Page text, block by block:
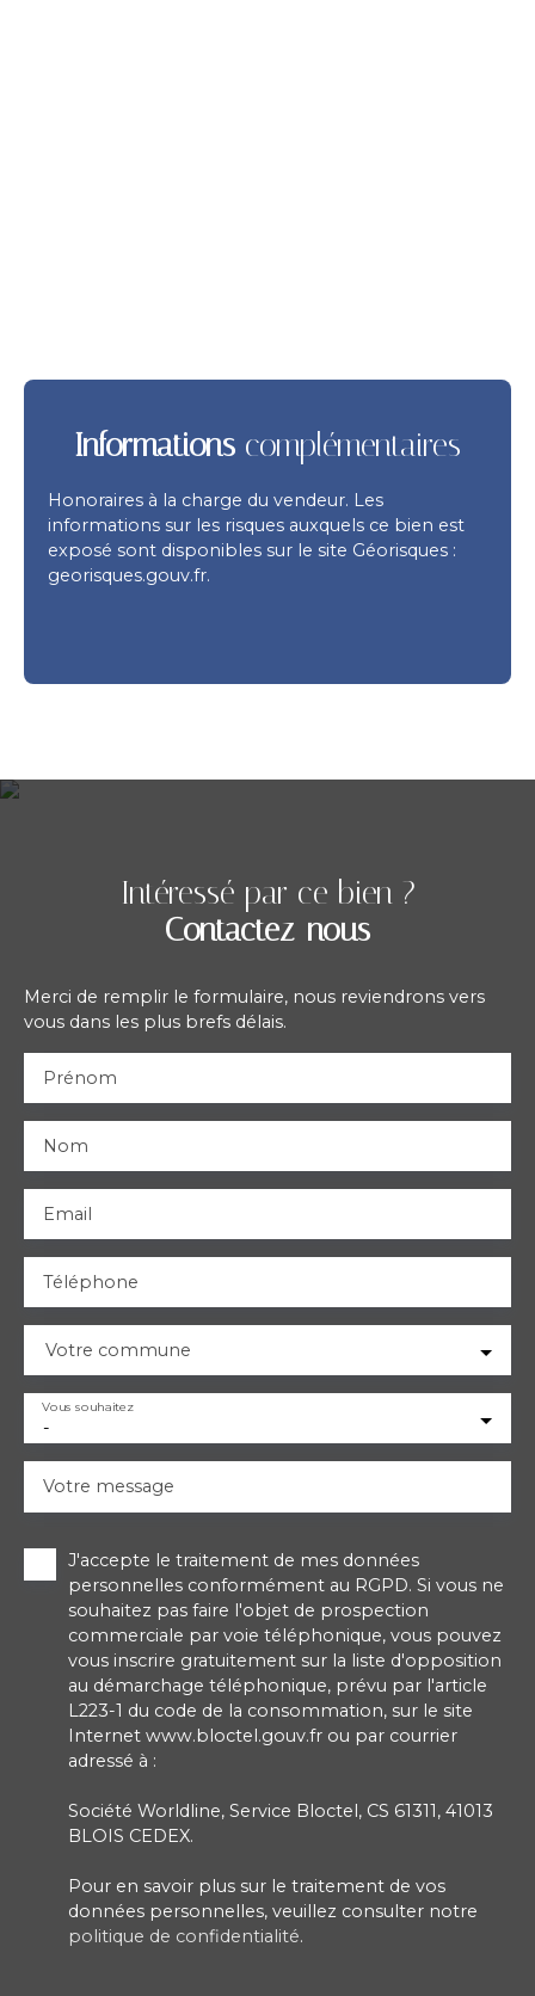
Informations complémentaires
Honoraires à la charge du vendeur. Les
informations sur les risques auxquels ce bien est
exposé sont disponibles sur le site Géorisques :
georisques.gouv.fr.
Intéressé par ce bien ?
Contactez-nous
Merci de remplir le formulaire, nous reviendrons vers
vous dans les plus brefs délais.
Prénom
Nom
Email
Téléphone
Votre commune
-
Vous souhaitez
Votre message
J'accepte le traitement de mes données
personnelles conformément au RGPD. Si vous ne
souhaitez pas faire l'objet de prospection
commerciale par voie téléphonique, vous pouvez
vous inscrire gratuitement sur la liste d'opposition
au démarchage téléphonique, prévu par l'article
L223-1 du code de la consommation, sur le site
Internet www.bloctel.gouv.fr ou par courrier
adressé à :
Société Worldline, Service Bloctel, CS 61311, 41013
BLOIS CEDEX.
Pour en savoir plus sur le traitement de vos
données personnelles, veuillez consulter notre
politique de confidentialité.